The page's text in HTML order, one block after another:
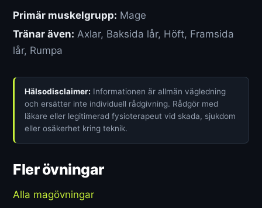
Primär muskelgrupp: Mage
Tränar även: Axlar, Baksida lår, Höft, Framsida
lår, Rumpa
Hälsodisclaimer: Informationen är allmän vägledning
och ersätter inte individuell rådgivning. Rådgör med
läkare eller legitimerad fysioterapeut vid skada, sjukdom
eller osäkerhet kring teknik.
Fler övningar
Alla magövningar